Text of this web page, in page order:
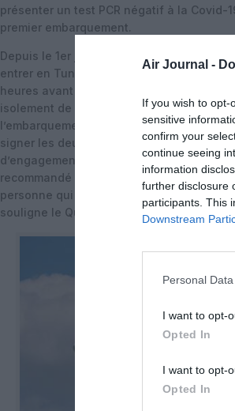
Air Journal -
If you wish to
sensitive
confirm your
continue seeing
information
further disclosure
participants. This
Downstream
Personal
I want to opt-
Opted In
I want to opt-
Opted In
présenter un test PCR négatif à la Covid-
premier embarquement.
Depuis le 1er juillet pour les voyageurs de
entrer en Tunisie
présenterun test PCR
heures avant le premier embarquement ;
isolement de sept jours à partir de leur
l’embarquement les informations
signer les deux documents générés par
d’engagement qui seront remises aux
recommandé d’indiquer un numéro de
personne qui vous héberge ou de
souligne le Quai d’Orsay.